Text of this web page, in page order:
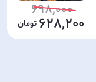
698,000
628,200